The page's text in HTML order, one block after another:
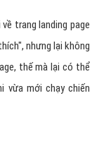
trang landing page
nhưng lại không
thế mà lại có thể
vừa mới chạy chiến